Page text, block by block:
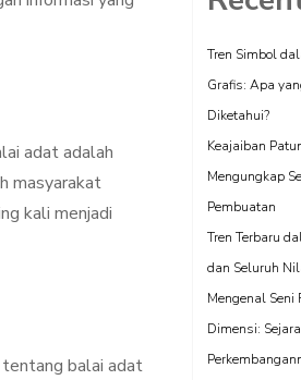
adat adalah
masyarakat
kali menjadi
tentang balai adat
Tren Simbol
Grafis: Apa
Diketahui?
Keajaiban
Mengungkap
Pembuatan
Tren Terbaru
dan Seluruh
Mengenal Seni
Dimensi: